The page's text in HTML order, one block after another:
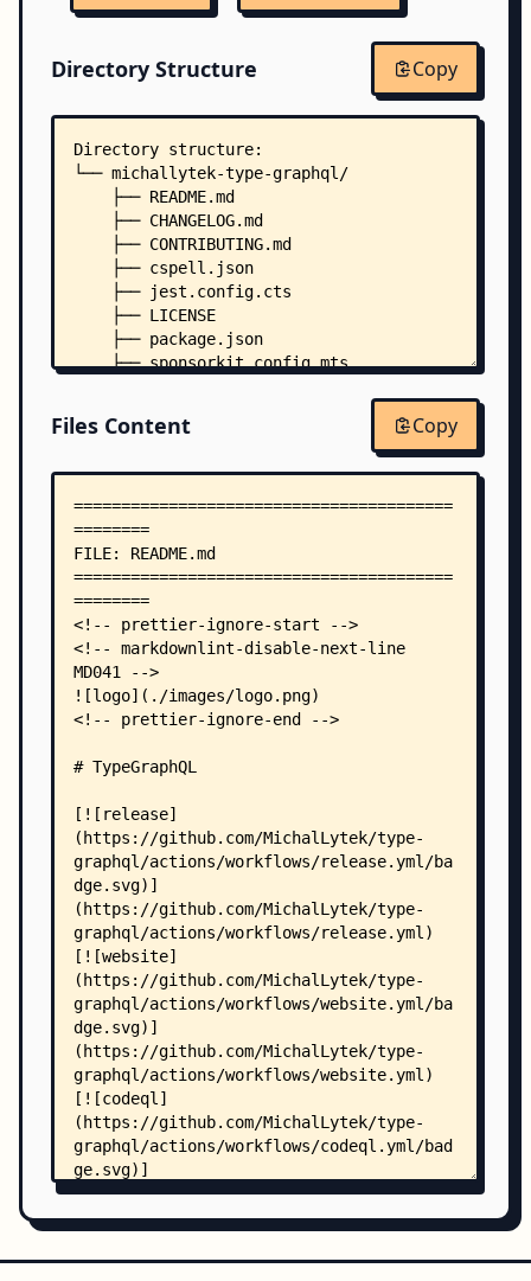
Directory Structure Copy
Directory structure:
└── michallytek-type-graphql/
    ├── README.md
    ├── CHANGELOG.md
    ├── CONTRIBUTING.md
    ├── cspell.json
    ├── jest.config.cts
    ├── LICENSE
    ├── package.json
    ├── sponsorkit.config.mts
    ├── tsconfig.json
    ├── .editorconfig
    ├── .eslintignore
    ├── .eslintrc
    ├── .lintstagedrc
    ├── .markdownlint.json
    ├── .markdownlintignore
    ├── .npmrc
    ├── .nvmrc
    ├── .prettierignore
    ├── .prettierrc
    ├── .shellcheckrc
    │   ├── tsconfig.json
    │   ├── array/
    │   │   ├── results.txt
    │   │   ├── run.ts
    │   │   ├── graphql-js/
    │   │   │   ├── async.ts
    │   │   │   └── standard.ts
    │   │   └── type-graphql/
    │   │       ├── async-field-resolvers.ts
    │   │       ├── simple-resolvers.ts
    │   │       ├── standard.ts
    │   │       ├── sync-field-resolvers.ts
    │   │       ├── sync-getters.ts
    │   │       └── with-global-middleware.ts
    │   └── simple/
    │       ├── graphql-js.ts
    │       ├── results.txt
    │       ├── run.ts
    │       └── type-graphql.ts
    │   ├── README.md
Files Content Copy